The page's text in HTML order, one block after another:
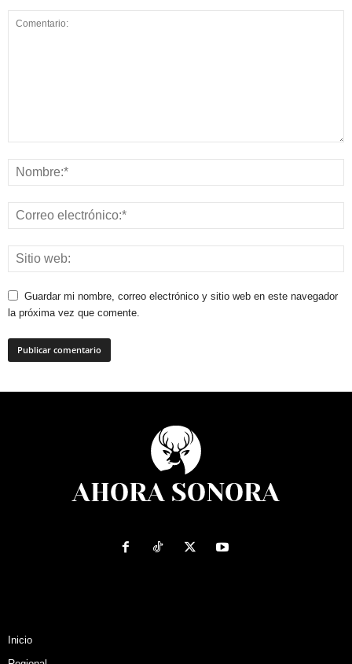
Guardar mi nombre, correo electrónico y sitio web en este navegador
la próxima vez que comente.
Inicio